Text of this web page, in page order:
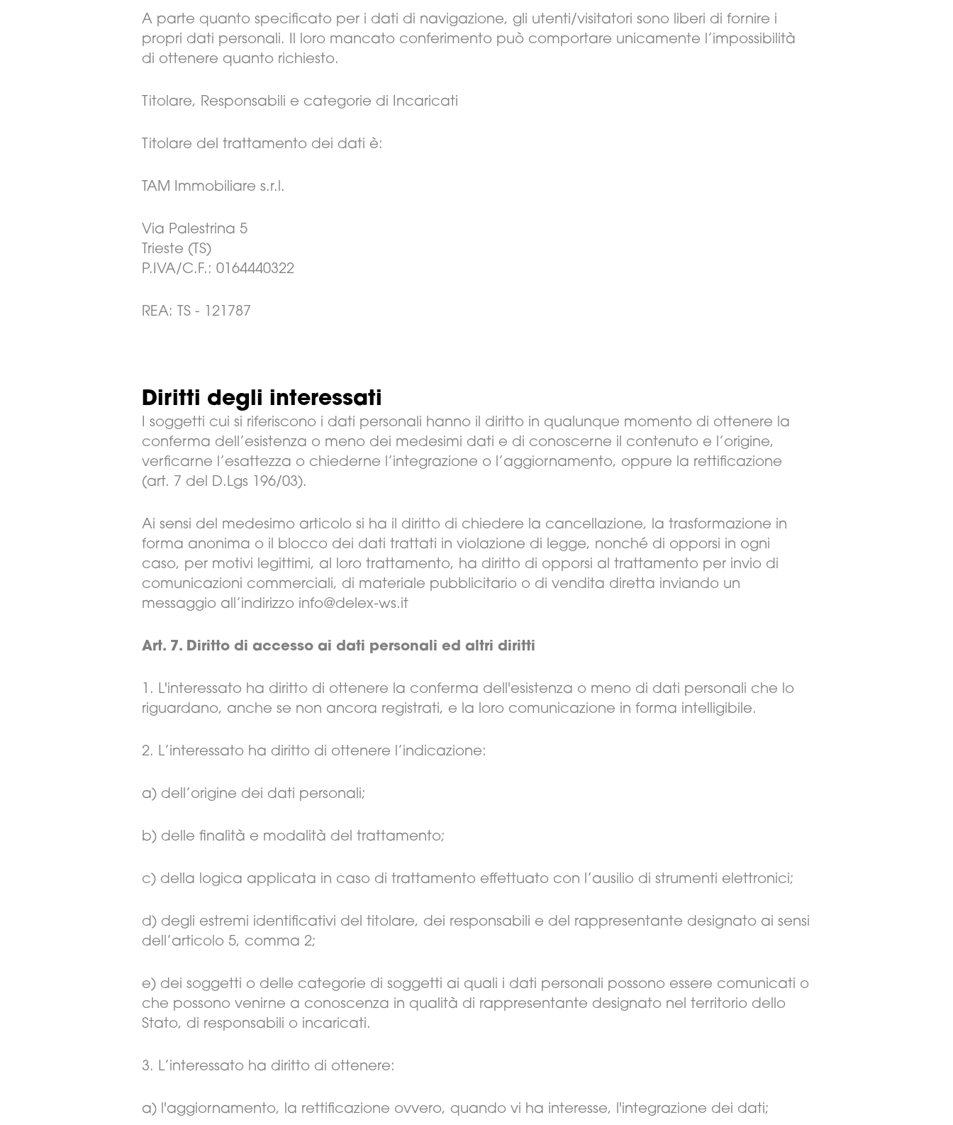
A parte quanto specificato per i dati di navigazione, gli utenti/visitatori sono liberi di fornire i
propri dati personali. Il loro mancato conferimento può comportare unicamente l’impossibilità
di ottenere quanto richiesto.
Titolare, Responsabili e categorie di Incaricati
Titolare del trattamento dei dati è:
TAM Immobiliare s.r.l.
Via Palestrina 5
Trieste (TS)
P.IVA/C.F.: 0164440322
REA: TS - 121787
Diritti degli interessati
I soggetti cui si riferiscono i dati personali hanno il diritto in qualunque momento di ottenere la
conferma dell’esistenza o meno dei medesimi dati e di conoscerne il contenuto e l’origine,
verficarne l’esattezza o chiederne l’integrazione o l’aggiornamento, oppure la rettificazione
(art. 7 del D.Lgs 196/03).
Ai sensi del medesimo articolo si ha il diritto di chiedere la cancellazione, la trasformazione in
forma anonima o il blocco dei dati trattati in violazione di legge, nonché di opporsi in ogni
caso, per motivi legittimi, al loro trattamento, ha diritto di opporsi al trattamento per invio di
comunicazioni commerciali, di materiale pubblicitario o di vendita diretta inviando un
messaggio all’indirizzo info@delex-ws.it
Art. 7. Diritto di accesso ai dati personali ed altri diritti
1. L'interessato ha diritto di ottenere la conferma dell'esistenza o meno di dati personali che lo
riguardano, anche se non ancora registrati, e la loro comunicazione in forma intelligibile.
2. L’interessato ha diritto di ottenere l’indicazione:
a) dell’origine dei dati personali;
b) delle finalità e modalità del trattamento;
c) della logica applicata in caso di trattamento effettuato con l’ausilio di strumenti elettronici;
d) degli estremi identificativi del titolare, dei responsabili e del rappresentante designato ai sensi
dell’articolo 5, comma 2;
e) dei soggetti o delle categorie di soggetti ai quali i dati personali possono essere comunicati o
che possono venirne a conoscenza in qualità di rappresentante designato nel territorio dello
Stato, di responsabili o incaricati.
3. L’interessato ha diritto di ottenere:
a) l'aggiornamento, la rettificazione ovvero, quando vi ha interesse, l'integrazione dei dati;